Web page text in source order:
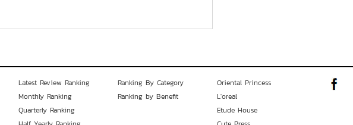
Latest Review Ranking
Monthly Ranking
Quarterly Ranking
Ranking By Category
Ranking by Benefit
Oriental Princess
L'oreal
Etude House